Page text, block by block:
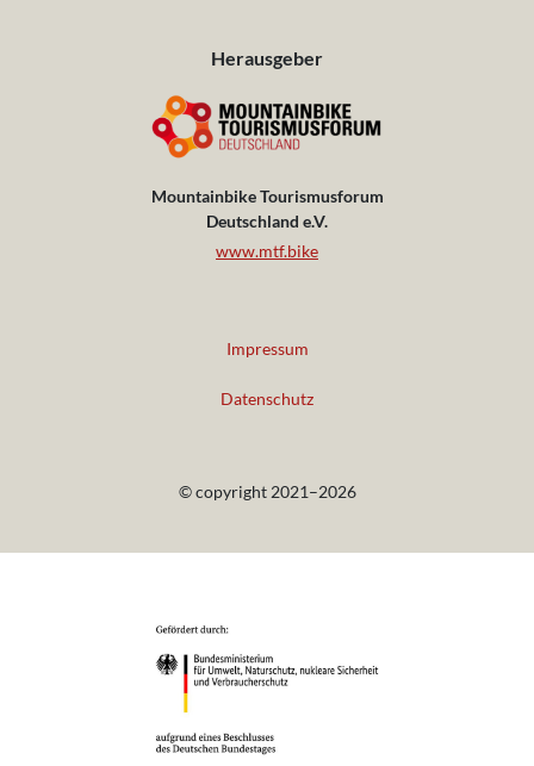
Herausgeber
Mountainbike Tourismusforum
Deutschland e.V.
www.mtf.bike
Impressum
Datenschutz
© copyright 2021–2026